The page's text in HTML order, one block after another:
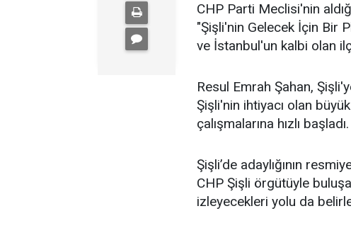
CHP Parti Meclisi'nin
"Şişli'nin Gelecek İçin Bir
ve İstanbul'un kalbi olan
Resul Emrah Şahan,
Şişli'nin ihtiyacı olan
çalışmalarına hızlı başladı.
Şişli’de adaylığının
CHP Şişli örgütüyle
izleyecekleri yolu da